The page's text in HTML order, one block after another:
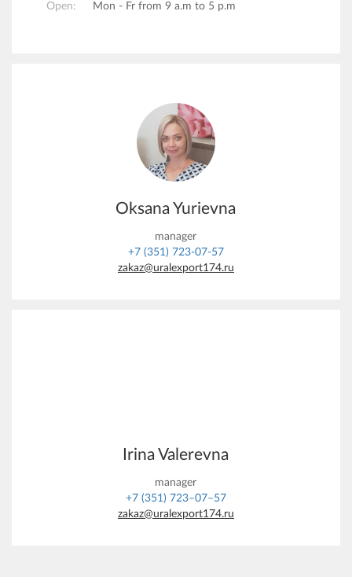
Open: Mon - Fr from 9 a.m to 5 p.m
Oksana Yurievna
manager
+7 (351) 723-07-57
zakaz@uralexport174.ru
Irina Valerevna
manager
+7 (351) 723–07–57
zakaz@uralexport174.ru